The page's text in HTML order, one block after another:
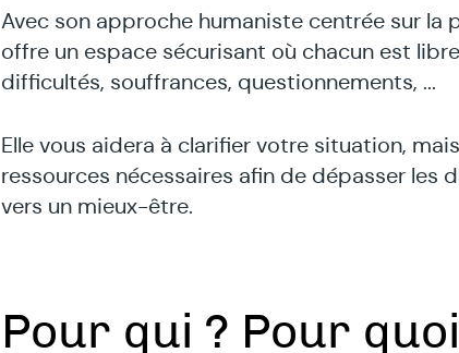
Avec son approche humaniste centrée sur la
offre un espace sécurisant où chacun est
difficultés, souffrances, questionnements, ...
Elle vous aidera à clarifier votre situation,
ressources nécessaires afin de dépasser les
vers un mieux-être.
Pour qui ? Pour